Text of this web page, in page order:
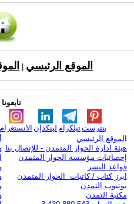
الموقع الرئيسي
الانستغرام لينكدإن تيلكرامبنترست
الموقع الرئيسي
هيئة ادارة الحوار المتمدن - للإتصال بنا
إحصائيات مؤسسة الحوار المتمدن
قواعد النشر
ابرز كتاب / كاتبات الحوار المتمدن
يوتيوب التمدن
مكتبة التمدن